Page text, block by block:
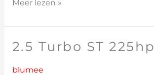
Meer lezen »
2.5 Turbo ST 225hp
blumee
2.5
ST